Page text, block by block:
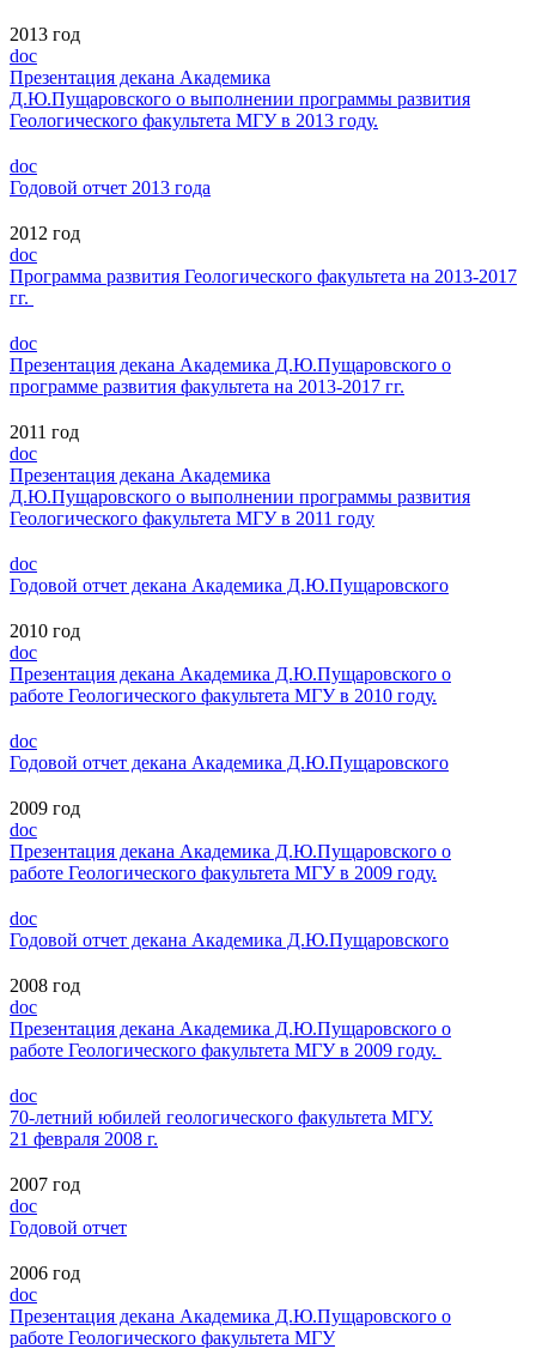
2013 год
doc
Презентация декана Академика
Д.Ю.Пущаровского о выполнении программы развития
Геологического факультета МГУ в 2013 году.
doc
Годовой отчет 2013 года
2012 год
doc
Программа развития Геологического факультета на 2013-2017
гг.
doc
Презентация декана Академика Д.Ю.Пущаровского о
программе развития факультета на 2013-2017 гг.
2011 год
doc
Презентация декана Академика
Д.Ю.Пущаровского о выполнении программы развития
Геологического факультета МГУ в 2011 году
doc
Годовой отчет декана Академика Д.Ю.Пущаровского
2010 год
doc
Презентация декана Академика Д.Ю.Пущаровского о
работе Геологического факультета МГУ в 2010 году.
doc
Годовой отчет декана Академика Д.Ю.Пущаровского
2009 год
doc
Презентация декана Академика Д.Ю.Пущаровского о
работе Геологического факультета МГУ в 2009 году.
doc
Годовой отчет декана Академика Д.Ю.Пущаровского
2008 год
doc
Презентация декана Академика Д.Ю.Пущаровского о
работе Геологического факультета МГУ в 2009 году.
doc
70-летний юбилей геологического факультета МГУ.
21 февраля 2008 г.
2007 год
doc
Годовой отчет
2006 год
doc
Презентация декана Академика Д.Ю.Пущаровского о
работе Геологического факультета МГУ